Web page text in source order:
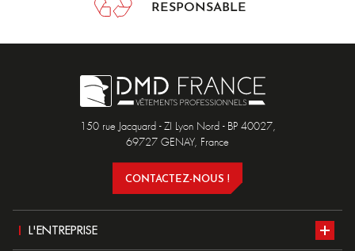
RESPONSABLE
150 rue Jacquard - ZI Lyon Nord - BP 40027,
69727 GENAY, France
CONTACTEZ-NOUS !
L'ENTREPRISE